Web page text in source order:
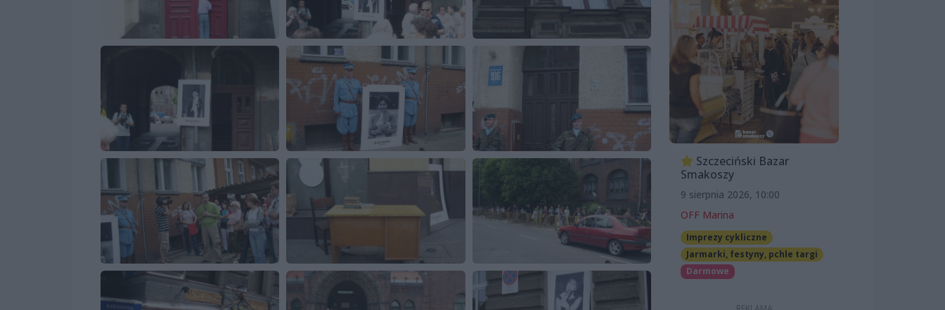
Szczeciński Bazar
Smakoszy
9 sierpnia 2026, 10:00
OFF Marina
Imprezy cykliczne
Jarmarki, festyny, pchle targi
Darmowe